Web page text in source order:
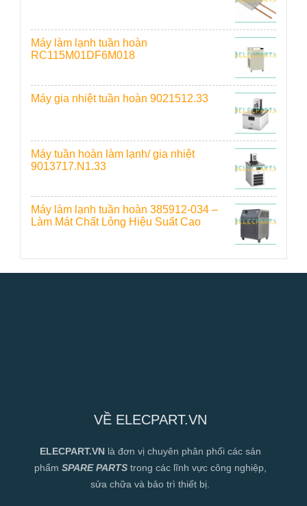
Máy làm lạnh tuần hoàn
RC115M01DF6M018
Máy gia nhiệt tuần hoàn 9021512.33
Máy tuần hoàn làm lạnh/ gia nhiệt
9013717.N1.33
Máy làm lạnh tuần hoàn 385912-034 –
Làm Mát Chất Lỏng Hiệu Suất Cao
VỀ ELECPART.VN
ELECPART.VN là đơn vị chuyên phân phối các sản
phẩm SPARE PARTStrong các lĩnh vực công nghiệp,
sửa chữa và bảo trì thiết bị.